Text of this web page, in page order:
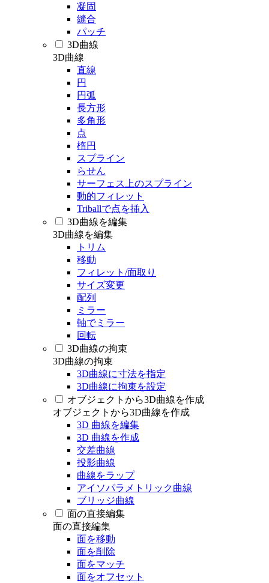
凝固
縫合
パッチ
3D曲線
3D曲線
直線
円
円弧
長方形
多角形
点
楕円
スプライン
らせん
サーフェス上のスプライン
動的フィレット
Triballで点を挿入
3D曲線を編集
3D曲線を編集
トリム
移動
フィレット/面取り
サイズ変更
配列
ミラー
軸でミラー
回転
3D曲線の拘束
3D曲線の拘束
3D曲線に寸法を指定
3D曲線に拘束を設定
オブジェクトから3D曲線を作成
オブジェクトから3D曲線を作成
3D 曲線を編集
3D 曲線を作成
交差曲線
投影曲線
曲線をラップ
アイソパラメトリック曲線
ブリッジ曲線
面の直接編集
面の直接編集
面を移動
面を削除
面をマッチ
面をオフセット